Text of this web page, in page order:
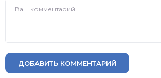
ДОБАВИТЬ КОММЕНТАРИЙ